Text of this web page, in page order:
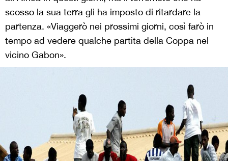
scosso la sua terra gli ha imposto di ritardare la
partenza. «Viaggerò nei prossimi giorni, così farò in
tempo ad vedere qualche partita della Coppa nel
vicino Gabon».